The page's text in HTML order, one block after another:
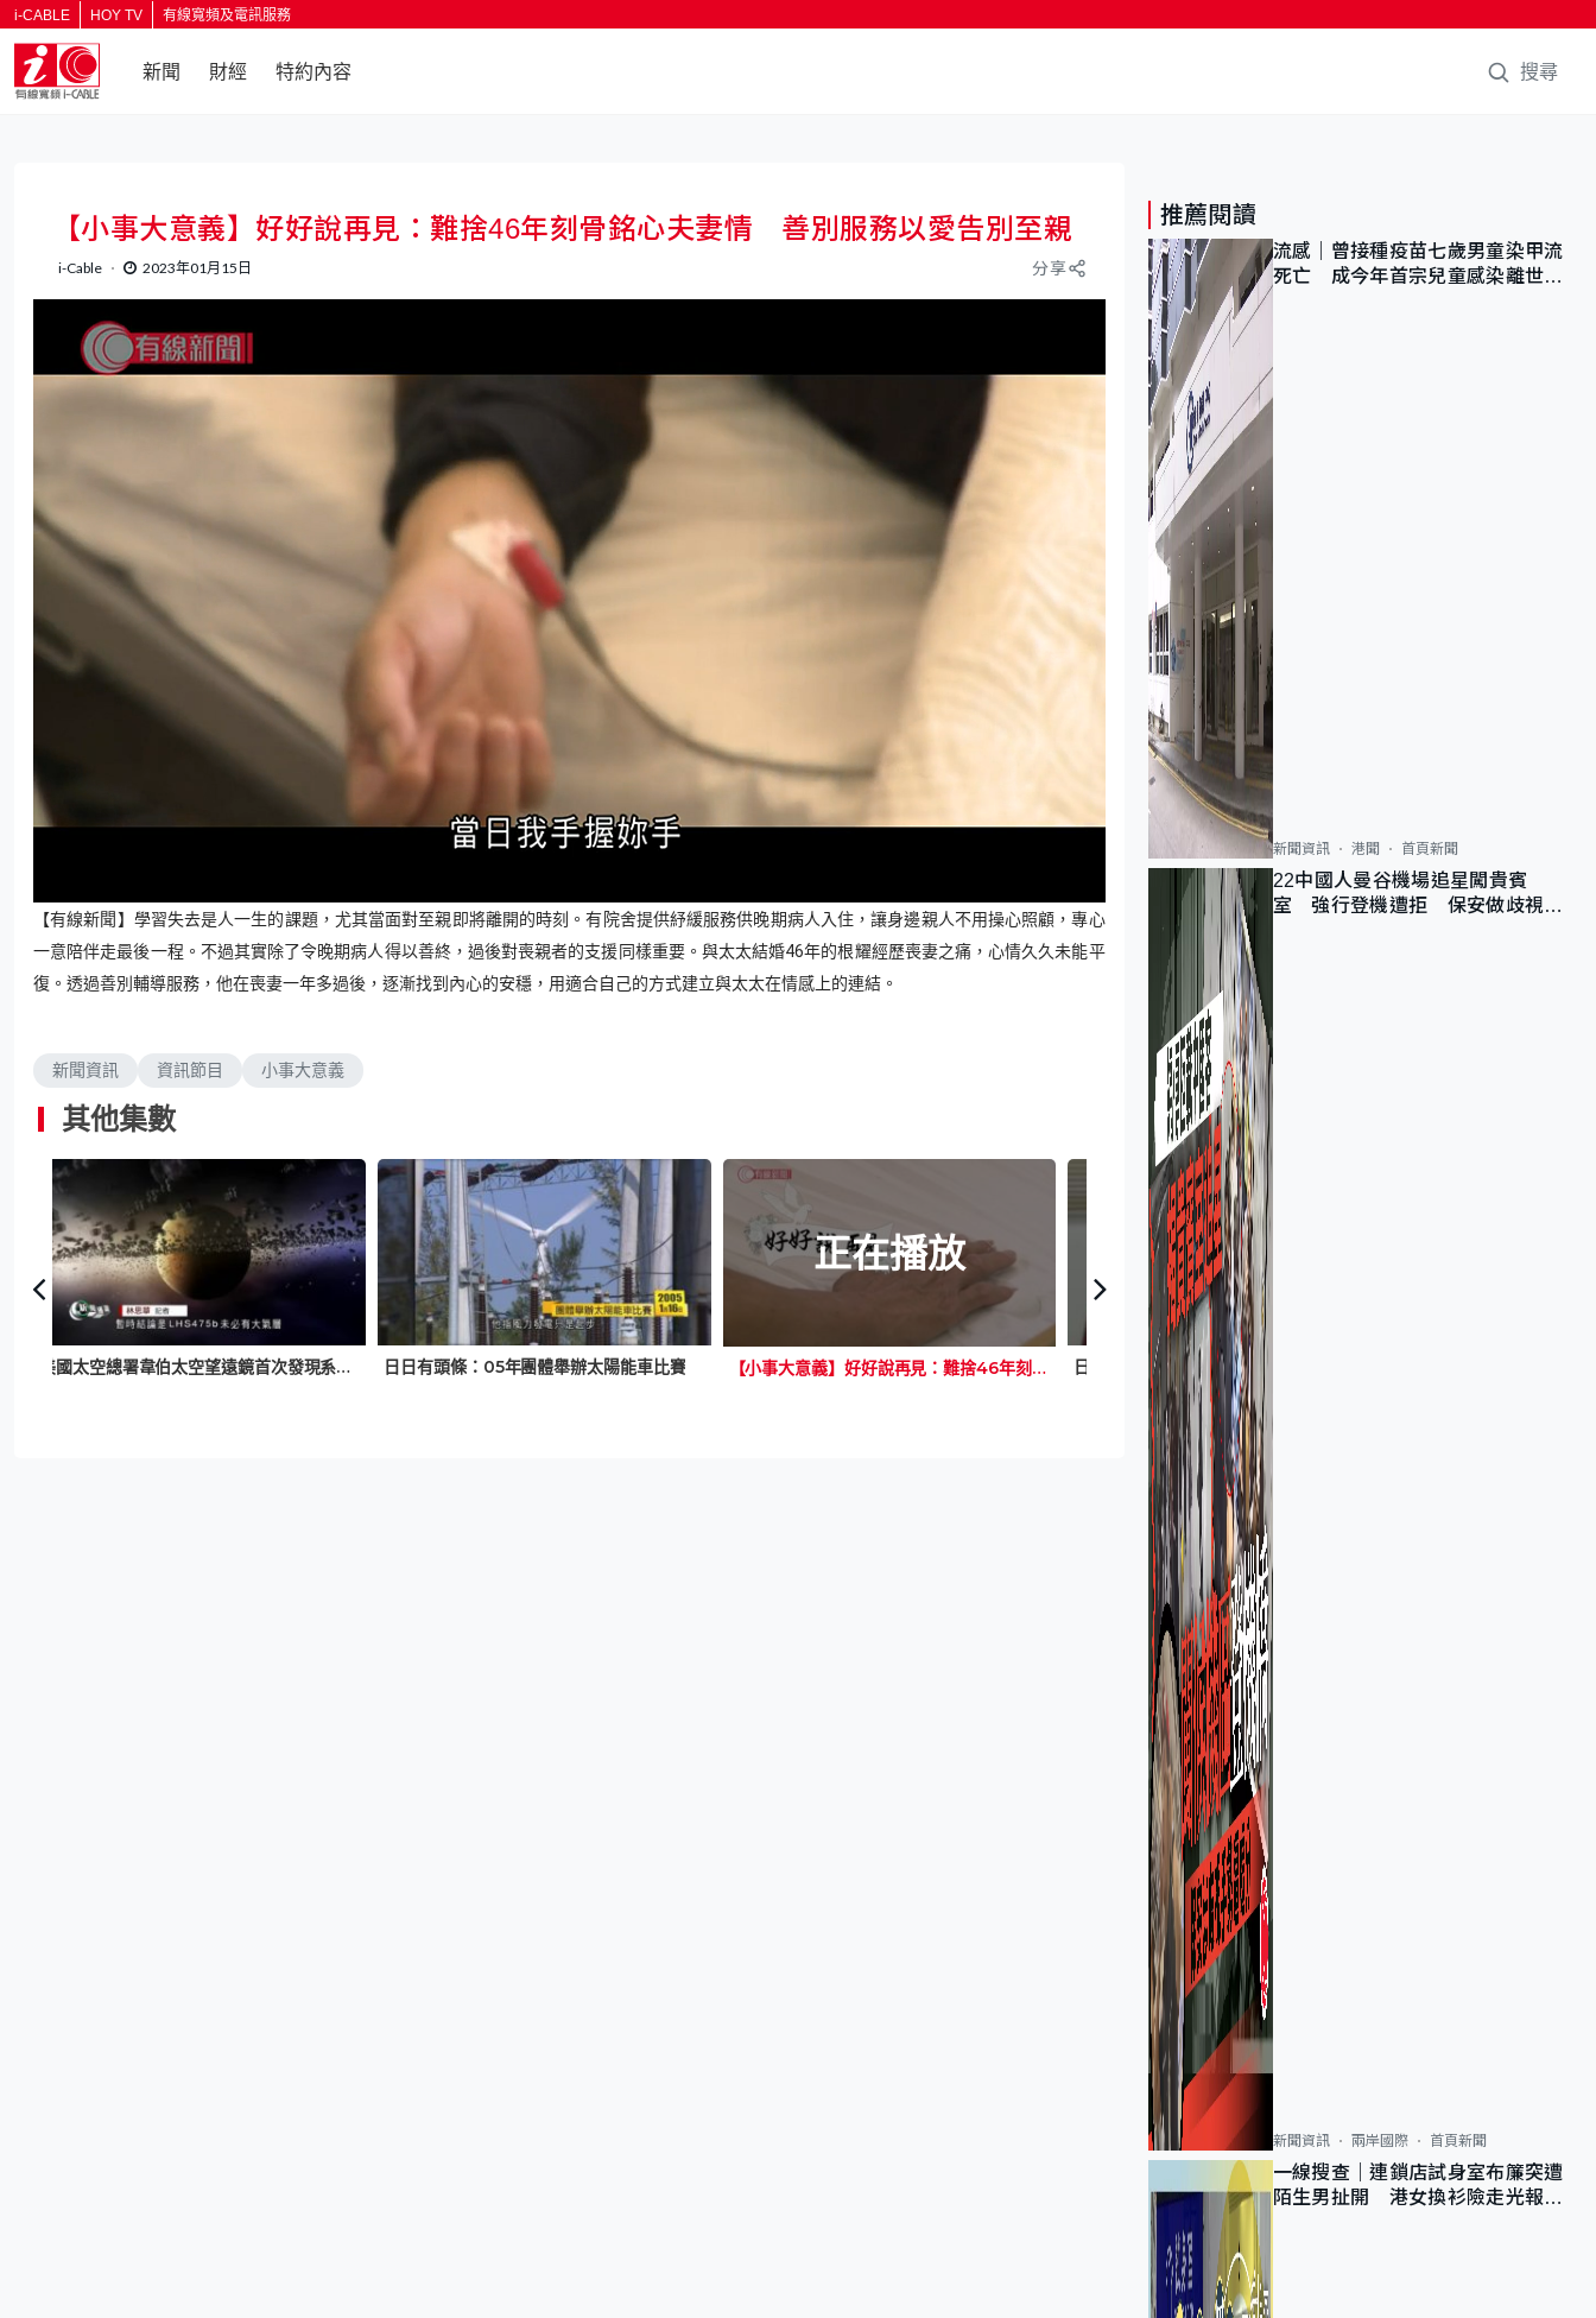
i-CABLE HOY TV 有線寬頻及電訊服務
新聞 財經 特約內容 搜尋
【小事大意義】好好說再見：難捨46年刻骨銘心夫妻情 善別服務以愛告別至親
i-Cable 2023年01月15日 分享
n
m
u
e
a
d
.
2
【有線新聞】學習失去是人一生的課題，尤其當面對至親即將離開的時刻。有院舍提供紓緩服務供晚期病人入住，讓身邊親人不用操心照顧，專心
一意陪伴走最後一程。不過其實除了令晚期病人得以善終，過後對喪親者的支援同樣重要。與太太結婚46年的根耀經歷喪妻之痛，心情久久未能平
復。透過善別輔導服務，他在喪妻一年多過後，逐漸找到內心的安穩，用適合自己的方式建立與太太在情感上的連結。
新聞資訊 資訊節目 小事大意義
其他集數
美國太空總署韋伯太空望遠鏡首次發現系外行星 大小與地球相若溫度更高 日日有頭條：05年團體舉辦太陽能車比賽
正在播放
【小事大意義】好好說再見：難捨46年刻骨銘心夫妻情 善別服務以愛告別至親 日日有頭條：02年政府擬檢討打字員人數
推薦閱讀
流感｜曾接種疫苗七歲男童染甲流
死亡 成今年首宗兒童感染離世個
新聞資訊 港聞 首頁新聞
22中國人曼谷機場追星闖貴賓
室 強行登機遭拒 保安做歧視手
新聞資訊 兩岸國際 首頁新聞
一線搜查｜連鎖店試身室布簾突遭
陌生男扯開 港女換衫險走光報